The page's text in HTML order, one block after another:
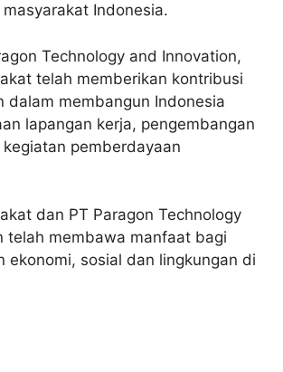
Indonesia.
Technology and Innovation,
telah memberikan kontribusi
dalam membangun Indonesia
lapangan kerja, pengembangan
pemberdayaan
dan PT Paragon Technology
telah membawa manfaat bagi
ekonomi, sosial dan lingkungan di